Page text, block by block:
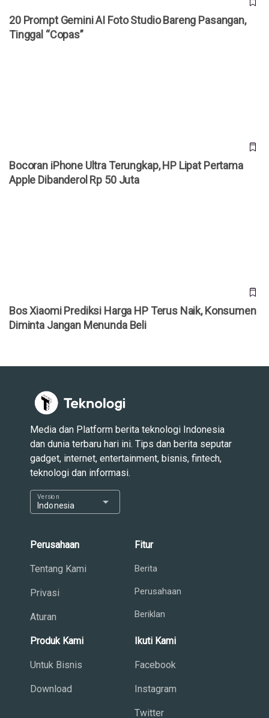
20 Prompt Gemini AI Foto Studio Bareng Pasangan,
Tinggal “Copas”
Bocoran iPhone Ultra Terungkap, HP Lipat Pertama
Apple Dibanderol Rp 50 Juta
Bos Xiaomi Prediksi Harga HP Terus Naik, Konsumen
Diminta Jangan Menunda Beli
Media dan Platform berita teknologi Indonesia
dan dunia terbaru hari ini. Tips dan berita seputar
gadget, internet, entertainment, bisnis, fintech,
teknologi dan informasi.
Indonesia
Version arrow_drop_down
Perusahaan
Tentang Kami
Privasi
Aturan
Fitur
Berita
Perusahaan
Beriklan
Produk Kami
Untuk Bisnis
Download
Ikuti Kami
Facebook
Instagram
Twitter